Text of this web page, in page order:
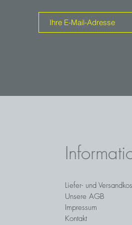
Liefer- und
Unsere AGB
Impressum
Kontakt